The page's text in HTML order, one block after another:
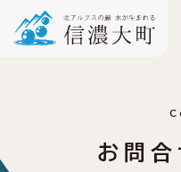
お問合